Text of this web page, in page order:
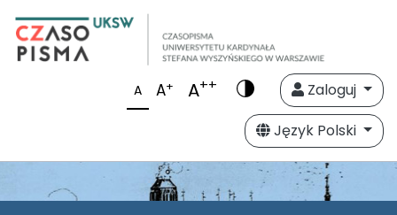
A A+ A++
Zaloguj
Język Polski